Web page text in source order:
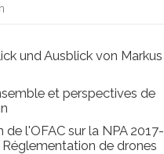
und Ausblick von Markus
et perspectives de
de l'OFAC sur la NPA 2017-
Réglementation de drones